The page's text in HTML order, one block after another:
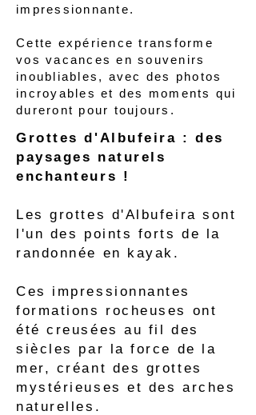
impressionnante.
Cette expérience transforme
vos vacances en souvenirs
inoubliables, avec des photos
incroyables et des moments qui
dureront pour toujours.
Grottes d'Albufeira : des
paysages naturels
enchanteurs !
Les grottes d'Albufeira sont
l'un des points forts de la
randonnée en kayak.
Ces impressionnantes
formations rocheuses ont
été creusées au fil des
siècles par la force de la
mer, créant des grottes
mystérieuses et des arches
naturelles.